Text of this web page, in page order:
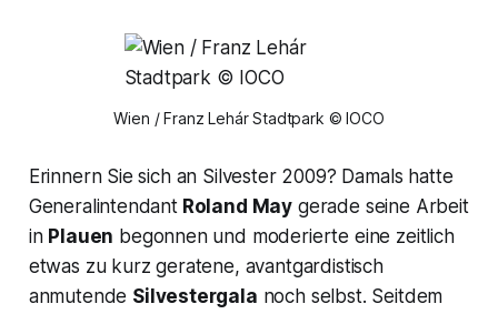
Wien / Franz Lehár Stadtpark © IOCO
Erinnern Sie sich an Silvester 2009? Damals hatte
GeneralintendantRoland May gerade seine Arbeit
in Plauen begonnen und moderierte eine zeitlich
etwas zu kurz geratene, avantgardistisch
anmutende Silvestergala noch selbst. Seitdem